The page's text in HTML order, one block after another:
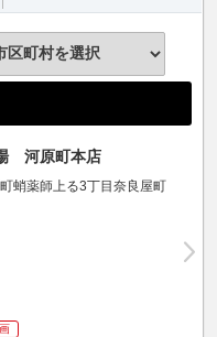
河原町本店
蛸薬師上る3丁目奈良屋町